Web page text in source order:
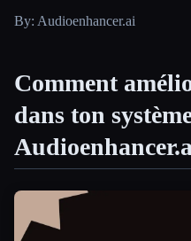
Comparer les outils
Toutes les catégories
By: Audioenhancer.ai
Comment
dans ton